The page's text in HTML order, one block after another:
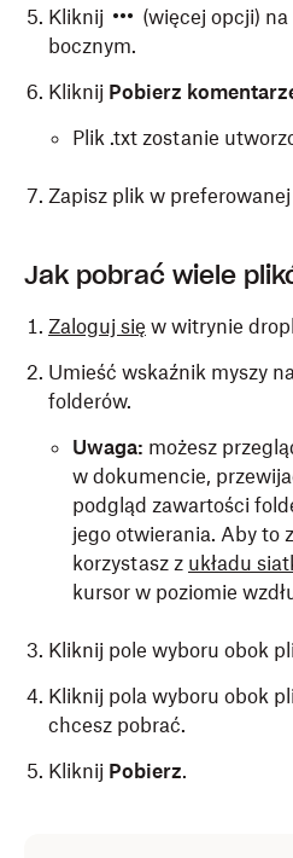
Kliknij
(więcej opcji)
bocznym.
Kliknij Pobierz
Plik .txt zostanie
Zapisz plik w
Jak pobrać wiele
Zaloguj się w witrynie
Umieść wskaźnik myszy
folderów.
Uwaga: możesz
w dokumencie,
podgląd zawartości
jego otwierania. Aby to
korzystasz z układu
kursor w poziomie
Kliknij pole wyboru obok
Kliknij pola wyboru obok
chcesz pobrać.
Kliknij Pobierz.